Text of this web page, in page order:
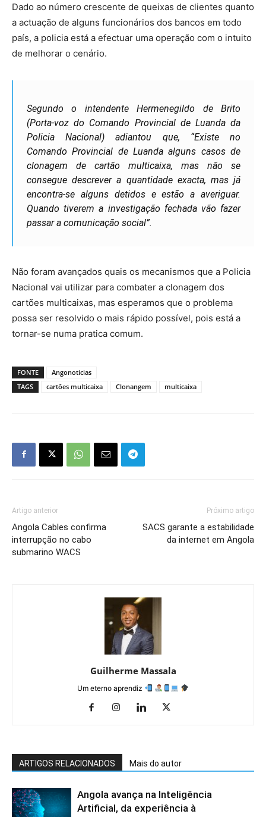
Dado ao número crescente de queixas de clientes quanto
a actuação de alguns funcionários dos bancos em todo
país, a policia está a efectuar uma operação com o intuito
de melhorar o cenário.
Segundo o intendente Hermenegildo de Brito
(Porta-voz do Comando Provincial de Luanda da
Policia Nacional) adiantou que, “Existe no
Comando Provincial de Luanda alguns casos de
clonagem de cartão multicaixa, mas não se
consegue descrever a quantidade exacta, mas já
encontra-se alguns detidos e estão a averiguar.
Quando tiverem a investigação fechada vão fazer
passar a comunicação social”.
Não foram avançados quais os mecanismos que a Policia
Nacional vai utilizar para combater a clonagem dos
cartões multicaixas, mas esperamos que o problema
possa ser resolvido o mais rápido possível, pois está a
tornar-se numa pratica comum.
FONTE
Angonoticias
TAGS
cartões multicaixa Clonangem multicaixa
Artigo anterior
Angola Cables confirma
interrupção no cabo
submarino WACS
Próximo artigo
SACS garante a estabilidade
da internet em Angola
Guilherme Massala
Um eterno aprendiz
ARTIGOS RELACIONADOS Mais do autor
Angola avança na Inteligência
Artificial, da experiência à